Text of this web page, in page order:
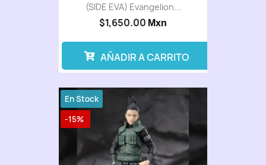
(SIDE EVA) Evangelion...
$1,650.00 Mxn
AÑADIR A CARRITO
-15%
En Stock